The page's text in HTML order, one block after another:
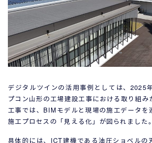
デジタルツインの活用事例としては、2025
プコン山形の工場建設工事における取り組み
工事では、BIMモデルと現場の施工データを
施工プロセスの「見える化」が図られました。
具体的には、ICT建機である油圧ショベルの